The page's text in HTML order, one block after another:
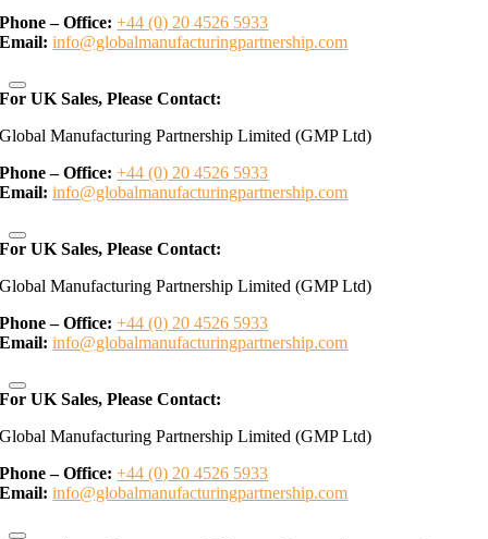
Phone – Office: +44 (0) 20 4526 5933
Email: info@globalmanufacturingpartnership.com
For UK Sales, Please Contact:
Global Manufacturing Partnership Limited (GMP Ltd)
Phone – Office: +44 (0) 20 4526 5933
Email: info@globalmanufacturingpartnership.com
For UK Sales, Please Contact:
Global Manufacturing Partnership Limited (GMP Ltd)
Phone – Office: +44 (0) 20 4526 5933
Email: info@globalmanufacturingpartnership.com
For UK Sales, Please Contact:
Global Manufacturing Partnership Limited (GMP Ltd)
Phone – Office: +44 (0) 20 4526 5933
Email: info@globalmanufacturingpartnership.com